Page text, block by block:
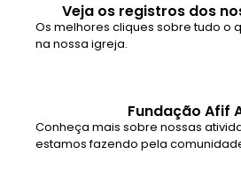
Veja os registros dos
Os melhores cliques sobre tudo o
na nossa igreja.
Fundação Afif
Conheça mais sobre nossas
estamos fazendo pela